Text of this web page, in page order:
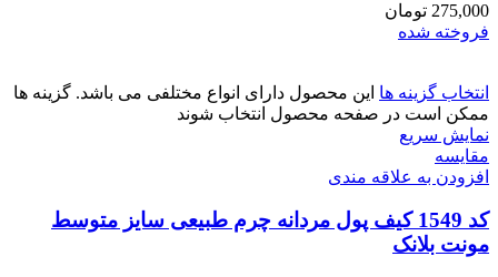
275,000 تومان
فروخته شده
انتخاب گزینه ها این محصول دارای انواع مختلفی می باشد. گزینه ها
ممکن است در صفحه محصول انتخاب شوند
نمایش سریع
مقايسه
افزودن به علاقه مندی
کد 1549 کیف پول مردانه چرم طبیعی سایز متوسط
مونت بلانک